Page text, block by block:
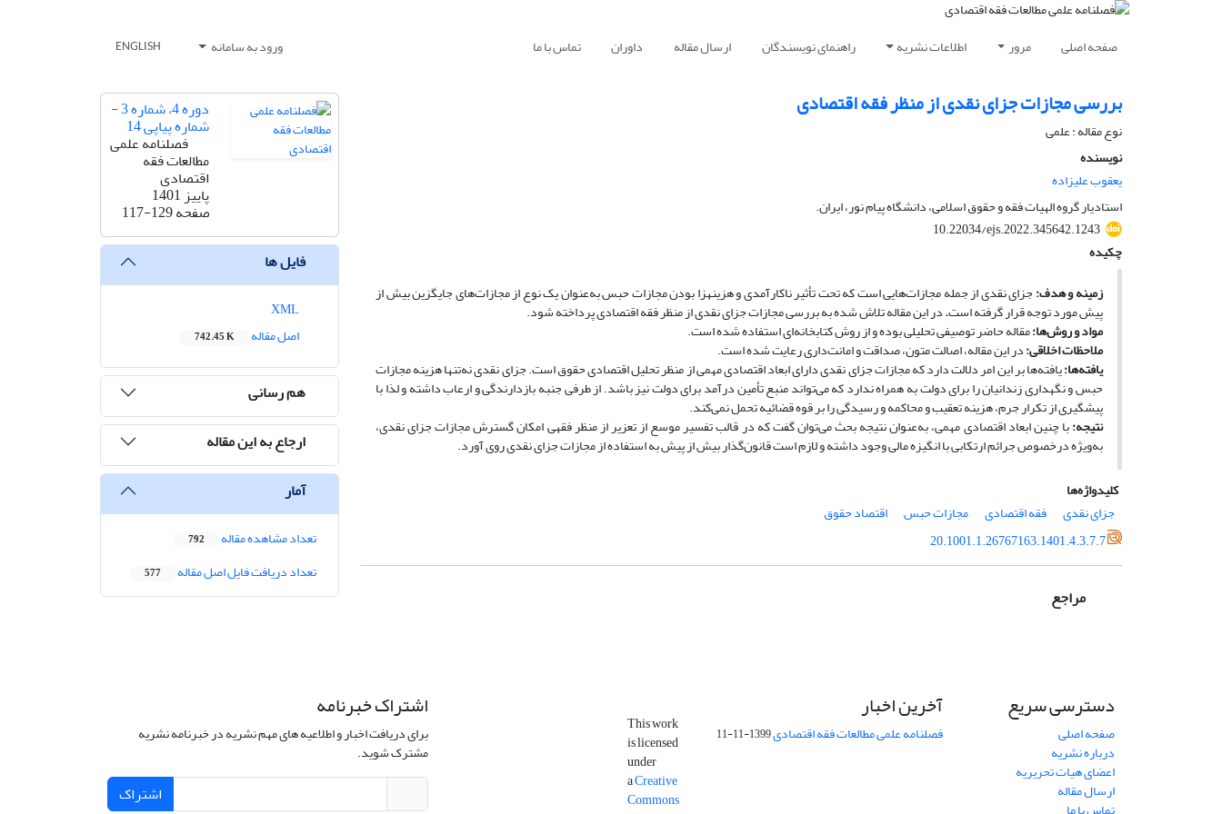
صفحه اصلی مرور اطلاعات نشریه راهنمای نویسندگان ارسال مقاله داوران تماس با ما ورود به سامانه ENGLISH
بررسی مجازات جزای نقدی از منظر فقه اقتصادی
نوع مقاله : علمی
نویسنده
یعقوب علیزاده
استادیار گروه الهیات فقه و حقوق اسلامی، دانشگاه پیام نور، ایران.
10.22034/ejs.2022.345642.1243
چکیده
زمینه و هدف:جزای نقدی از جمله مجازات‌هایی است که تحت تأثیر ناکارآمدی و هزینه­زا بودن مجازات حبس به‌عنوان یک نوع از مجازات‌های جایگزین بیش ‌از
پیش مورد توجه قرار گرفته است.در این مقاله تلاش شده به بررسی مجازات جزای نقدی از منظر فقه اقتصادی پرداخته شود.
مواد و روش‌ها:مقاله حاضر توصیفی تحلیلی بوده و از روش کتابخانه‌ای استفاده ‌شده است.
ملاحظات اخلاقی:در این مقاله، اصالت متون، صداقت و امانت‌داری رعایت شده است.
یافته‌ها:یافته‌ها بر این امر دلالت دارد که مجازات جزای نقدی دارای ابعاد اقتصادی مهمی از منظر تحلیل اقتصادی حقوق است. جزای نقدی نه‌تنها هزینه مجازات
حبس و نگهداری زندانیان را برای دولت به همراه ندارد که می‌تواند منبع تأمین درآمد برای دولت نیز باشد. از طرفی جنبه بازدارندگی و ارعاب داشته و لذا با
پیشگیری از تکرار جرم، هزینه تعقیب و محاکمه و رسیدگی را بر قوه قضائیه تحمل نمی‌کند.
نتیجه‌:با چنین ابعاد اقتصادی مهمی، به‌عنوان نتیجه بحث می‌توان گفت که در قالب تفسیر موسع از تعزیر از منظر فقهی امکان گسترش مجازات جزای نقدی،
به‌ویژه درخصوص جرائم ارتکابی با انگیزه مالی وجود داشته و لازم است قانون‌گذار بیش ‌از پیش به استفاده از مجازات جزای نقدی روی آورد.
کلیدواژه‌ها
جزای نقدی
فقه اقتصادی مجازات حبس
اقتصاد حقوق
20.1001.1.26767163.1401.4.3.7.7
مراجع
دوره 4، شماره 3 -
شماره پیاپی 14
فصلنامه علمی
مطالعات فقه
اقتصادی
پاییز 1401
صفحه117-129
فایل ها
اصل مقاله
742.45 K
هم رسانی
ارجاع به این مقاله
آمار
تعداد مشاهده مقاله 792
تعداد دریافت فایل اصل مقاله 577
دسترسی سریع
صفحه اصلی
درباره نشریه
اعضای هیات تحریریه
ارسال مقاله
آخرین اخبار
فصلنامه علمی مطالعات فقه اقتصادی1399-11-11
This work
is licensed
under
aCreative
Commons
اشتراک خبرنامه
برای دریافت اخبار و اطلاعیه های مهم نشریه در خبرنامه نشریه
مشترک شوید.
اشتراک